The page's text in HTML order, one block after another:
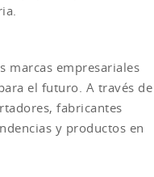
marcas empresariales
el futuro. A través de
fabricantes
y productos en